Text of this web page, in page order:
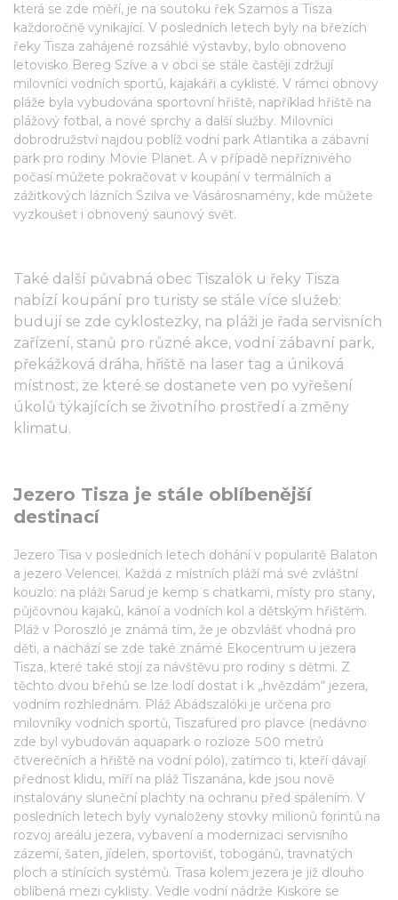
která se zde měří, je na soutoku řek Szamos a Tisza
každoročně vynikající. V posledních letech byly na březích
řeky Tisza zahájené rozsáhlé výstavby, bylo obnoveno
letovisko Bereg Szíve a v obci se stále častěji zdržují
milovníci vodních sportů, kajakáři a cyklisté. V rámci obnovy
pláže byla vybudována sportovní hřiště, například hřiště na
plážový fotbal, a nové sprchy a další služby. Milovníci
dobrodružství najdou poblíž vodní park Atlantika a zábavní
park pro rodiny Movie Planet. A v případě nepříznivého
počasí můžete pokračovat v koupání v termálních a
zážitkových lázních Szilva ve Vásárosnamény, kde můžete
vyzkoušet i obnovený saunový svět.
Také další půvabná obec Tiszalök u řeky Tisza
nabízí koupání pro turisty se stále více služeb:
budují se zde cyklostezky, na pláži je řada servisních
zařízení, stanů pro různé akce, vodní zábavní park,
překážková dráha, hřiště na laser tag a úniková
místnost, ze které se dostanete ven po vyřešení
úkolů týkajících se životního prostředí a změny
klimatu.
Jezero Tisza je stále oblíbenější
destinací
Jezero Tisa v posledních letech dohání v popularitě Balaton
a jezero Velencei. Každá z místních pláží má své zvláštní
kouzlo: na pláži Sarud je kemp s chatkami, místy pro stany,
půjčovnou kajaků, kánoí a vodních kol a dětským hřištěm.
Pláž v Poroszló je známá tím, že je obzvlášť vhodná pro
děti, a nachází se zde také známé Ekocentrum u jezera
Tisza, které také stojí za návštěvu pro rodiny s dětmi. Z
těchto dvou břehů se lze lodí dostat i k „hvězdám“ jezera,
vodním rozhlednám. Pláž Abádszalóki je určena pro
milovníky vodních sportů, Tiszafüred pro plavce (nedávno
zde byl vybudován aquapark o rozloze 500 metrů
čtverečních a hřiště na vodní pólo), zatímco ti, kteří dávají
přednost klidu, míří na pláž Tiszanána, kde jsou nově
instalovány sluneční plachty na ochranu před spálením. V
posledních letech byly vynaloženy stovky milionů forintů na
rozvoj areálu jezera, vybavení a modernizaci servisního
zázemí, šaten, jídelen, sportovišť, tobogánů, travnatých
ploch a stínících systémů. Trasa kolem jezera je již dlouho
oblíbená mezi cyklisty. Vedle vodní nádrže Kisköre se